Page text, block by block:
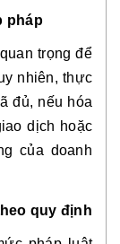
pháp
trọng để
nhiên, thực
đủ, nếu hóa
dịch hoặc
của doanh
quy định